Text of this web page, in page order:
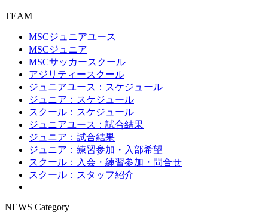
TEAM
MSCジュニアユース
MSCジュニア
MSCサッカースクール
アジリティースクール
ジュニアユース：スケジュール
ジュニア：スケジュール
スクール：スケジュール
ジュニアユース：試合結果
ジュニア：試合結果
ジュニア：練習参加・入部希望
スクール：入会・練習参加・問合せ
スクール：スタッフ紹介
NEWS Category